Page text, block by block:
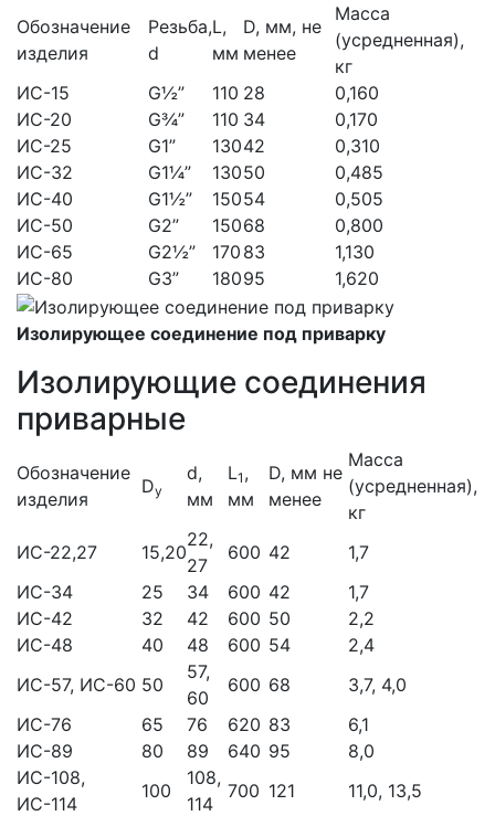
Обозначение
изделия
Резьба,
d
L,
мм
D, мм, не
менее
Масса
(усредненная),
кг
ИС-15
G½” 110 28
0,160
ИС-20
G¾” 110 34
0,170
ИС-25
G1” 13042
0,310
ИС-32
G1¼” 13050
0,485
ИС-40
G1½” 15054
0,505
ИС-50
G2” 15068
0,800
ИС-65
G2½” 170 83
1,130
ИС-80
G3” 18095 1,620
Изолирующее соединение под приварку
Изолирующие соединения
приварные
Обозначение
изделия
Dy
d,
мм
L1 ,
мм
D, мм не
менее
Масса
(усредненная),
кг
ИС-22,27
15,20
22,
27
600 42
1,7
ИС-34
25 34 600 42
1,7
ИС-42
32 42 600 50
2,2
ИС-48
40 48 600 54
2,4
ИС-57, ИС-60 50
57,
60
600 68
3,7, 4,0
ИС-76
65 76 620 83
6,1
ИС-89
80 89 640 95
8,0
ИС-108,
ИС-114
100
108,
114
700 121
11,0, 13,5